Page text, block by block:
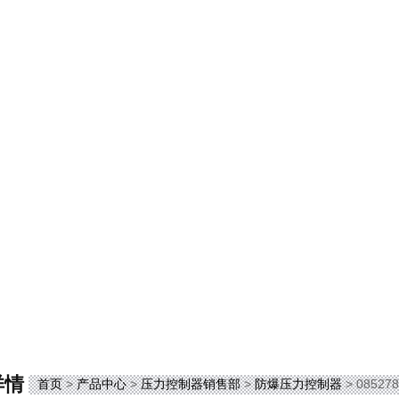
情 首页>产品中心>压力控制器销售部>防爆压力控制器>